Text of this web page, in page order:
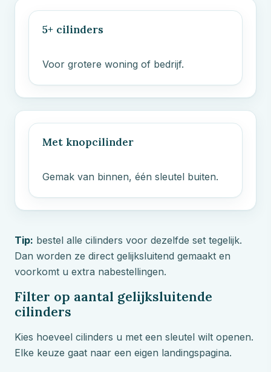
5+ cilinders
Voor grotere woning of bedrijf.
Met knopcilinder
Gemak van binnen, één sleutel buiten.
Tip: bestel alle cilinders voor dezelfde set tegelijk.
Dan worden ze direct gelijksluitend gemaakt en
voorkomt u extra nabestellingen.
Filter op aantal gelijksluitende
cilinders
Kies hoeveel cilinders u met een sleutel wilt openen.
Elke keuze gaat naar een eigen landingspagina.